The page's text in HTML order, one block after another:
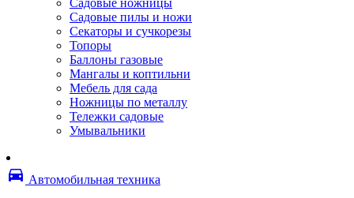
Фотобарабаны
Оригинальные расходные материалы
Для лазерных устройств печати
Матричные картриджи
Опции
Струйные картриджи
Термопленки
Картриджи лазерные, тонер-картриджи
Лазерные оригинальные
Снпч
Струйные оригинальные
Садовые пилы и ножи
Секаторы и сучкорезы
Топоры
Баллоны газовые
Мангалы и коптильни
Мебель для сада
Ножницы по металлу
Тележки садовые
Умывальники
directions_car Автомобильная техника